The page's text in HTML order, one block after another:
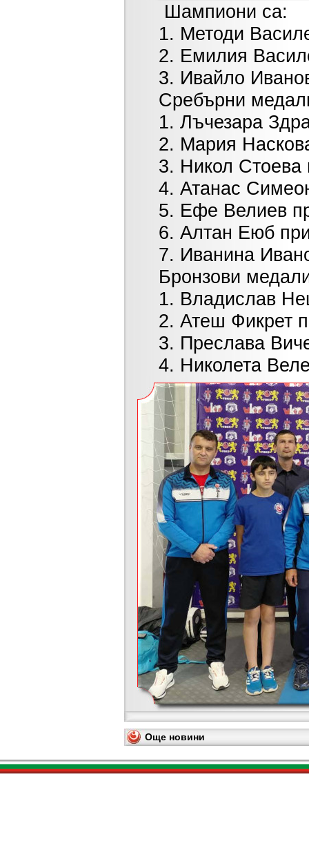
Шампиони са:
1. Методи
2. Емилия
3. Ивайло Иванов
Сребърни
1. Лъчезара
2. Мария Наскова
3. Никол Стоева
4. Атанас
5. Ефе Велиев
6. Алтан Еюб при
7. Иванина
Бронзови
1. Владислав
2. Атеш Фикрет
3. Преслава
4. Николета
Още новини